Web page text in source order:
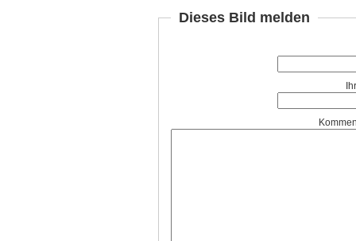
Dieses Bild melden